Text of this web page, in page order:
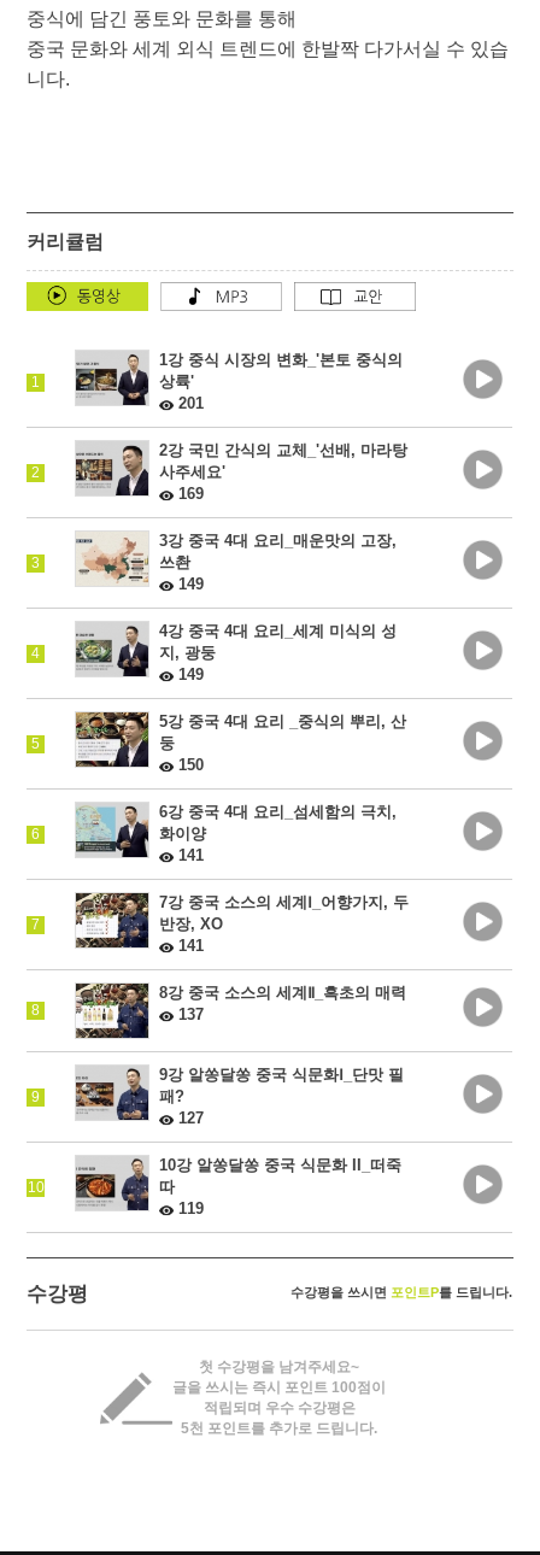
중식에 담긴 풍토와 문화를 통해
중국 문화와 세계 외식 트렌드에 한발짝 다가서실 수 있습
니다.
커리큘럼
1
1강 중식 시장의 변화_'본토 중식의
상륙'
201
2
2강 국민 간식의 교체_'선배, 마라탕
사주세요'
169
3
3강 중국 4대 요리_매운맛의 고장,
쓰촨
149
4
4강 중국 4대 요리_세계 미식의 성
지, 광둥
149
5
5강 중국 4대 요리 _중식의 뿌리, 산
둥
150
6
6강 중국 4대 요리_섬세함의 극치,
화이양
141
7
7강 중국 소스의 세계Ⅰ_어향가지, 두
반장, XO
141
8
8강 중국 소스의 세계Ⅱ_흑초의 매력
137
9
9강 알쏭달쏭 중국 식문화Ⅰ_단맛 필
패?
127
10
10강 알쏭달쏭 중국 식문화 II_떠죽
따
119
수강평 수강평을 쓰시면 포인트P를 드립니다.
첫 수강평을 남겨주세요~
글을 쓰시는 즉시 포인트 100점이
적립되며 우수 수강평은
5천 포인트를 추가로 드립니다.